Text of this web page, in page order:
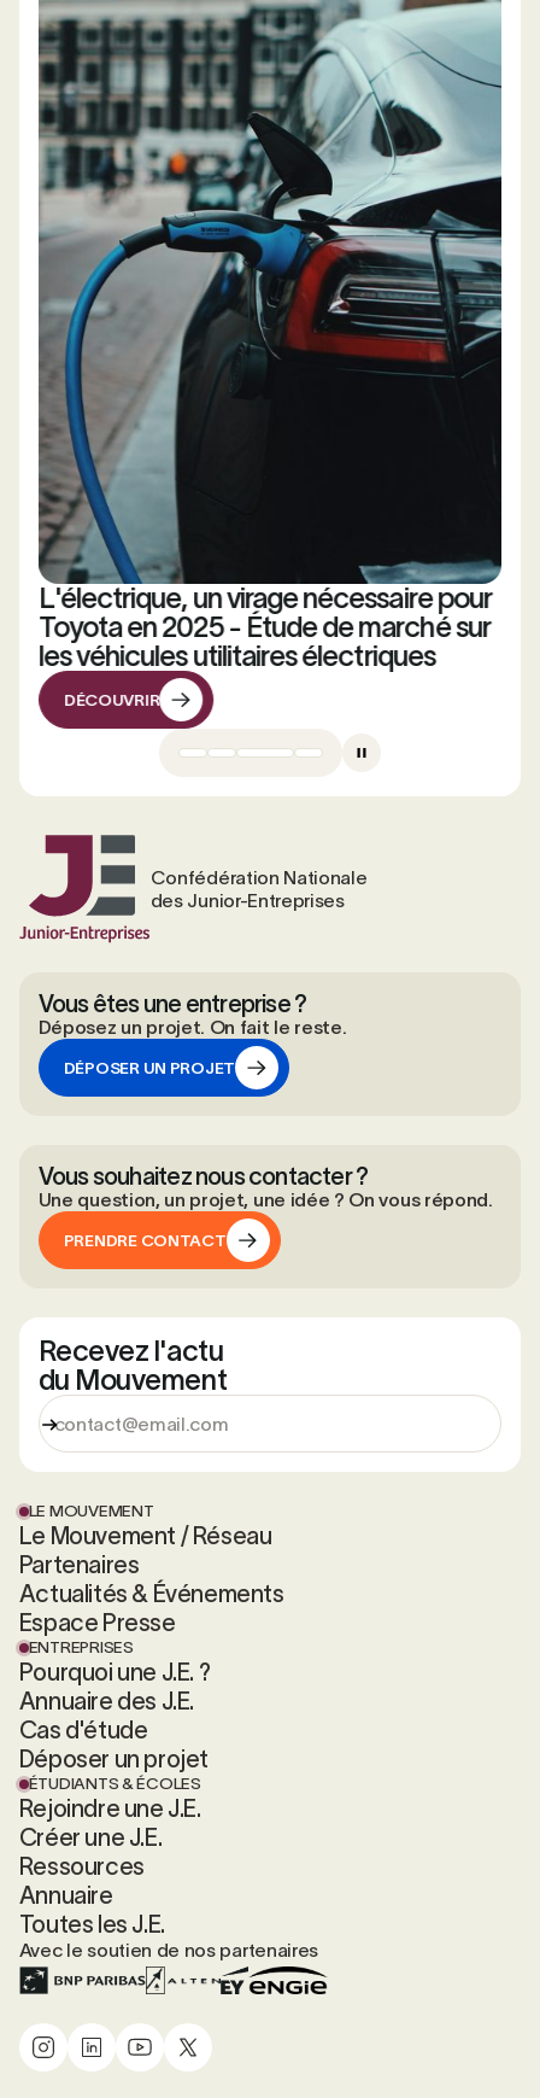
L'électrique, un virage nécessaire pour
Toyota en 2025 - Étude de marché sur
les véhicules utilitaires électriques
DÉCOUVRIR
Confédération Nationale
des Junior-Entreprises
Vous êtes une entreprise ?
Déposez un projet. On fait le reste.
DÉPOSER UN PROJET
Vous souhaitez nous contacter ?
Une question, un projet, une idée ? On vous répond.
PRENDRE CONTACT
Recevez l'actu
du Mouvement
LE MOUVEMENT
Le Mouvement / Réseau
Partenaires
Actualités & Événements
Espace Presse
ENTREPRISES
Pourquoi une J.E. ?
Annuaire des J.E.
Cas d'étude
Déposer un projet
ÉTUDIANTS & ÉCOLES
Rejoindre une J.E.
Créer une J.E.
Ressources
Annuaire
Toutes les J.E.
Avec le soutien de nos partenaires